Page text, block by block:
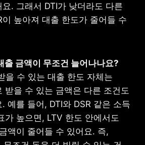
. 그래서 DTI가 낮더라도 다른
높아져 대출 한도가 줄어들 수
을 수 있는 대출 한도 자체는
받을 수 있는 금액은 다른 조건도
예를 들어, DTI와 DSR 같은 소득
가 높으면, LTV 한도 안에서도
액이 줄어들 수 있어요. 즉,